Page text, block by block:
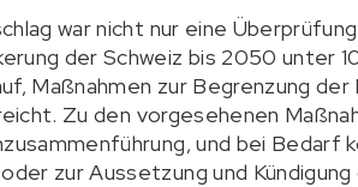
war nicht nur eine
der Schweiz bis 2050 unter
Maßnahmen zur Begrenzung
Zu den vorgesehenen
und bei
zur Aussetzung und